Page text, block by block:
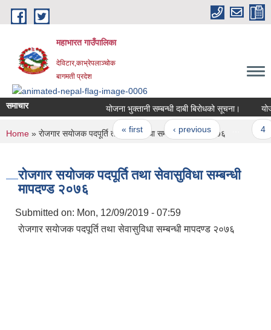
Skip to main content
महाभारत गाउँपालिका
देविटार,काभ्रेपलाञ्चोक
बागमती प्रदेश
समाचार योजना भुक्तानी सम्बन्धी दाबी बिरोधको सूचना।
Pages
« first ‹ previous
You are here
Home » राेजगार स‌याेजक पदपूर्ति तथा सेवासुविधा सम्बन्धी मापदण्ड २०७६
राेजगार स‌याेजक पदपूर्ति तथा सेवासुविधा सम्बन्धी
मापदण्ड २०७६
Submitted on: Mon, 12/09/2019 - 07:59
राेजगार स‌याेजक पदपूर्ति तथा सेवासुविधा सम्बन्धी मापदण्ड २०७६